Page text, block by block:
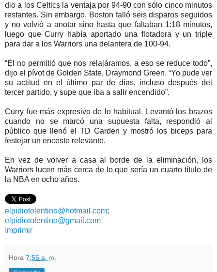
dio a los Celtics la ventaja por 94-90 con sólo cinco minutos
restantes. Sin embargo, Boston falló seis disparos seguidos
y no volvió a anotar sino hasta que faltaban 1:18 minutos,
luego que Curry había aportado una flotadora y un triple
para dar a los Warriors una delantera de 100-94.
“Él no permitió que nos relajáramos, a eso se reduce todo”,
dijo el pívot de Golden State, Draymond Green. “Yo pude ver
su actitud en el último par de días, incluso después del
tercer partido, y supe que iba a salir encendido”.
Curry fue más expresivo de lo habitual. Levantó los brazos
cuando no se marcó una supuesta falta, respondió al
público que llenó el TD Garden y mostró los biceps para
festejar un enceste relevante.
En vez de volver a casa al borde de la eliminación, los
Warriors lucen más cerca de lo que sería un cuarto título de
la NBA en ocho años.
elpidiotolentino@hotmail.com;
elpidiotolentino@gmail.com
Imprimir
Hora 7:56 a. m.